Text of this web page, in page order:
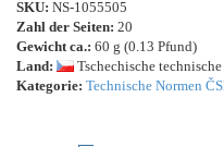
SKU: NS-1055505
Zahl der Seiten: 20
Gewicht ca.: 60 g (0.13 Pfund)
Land:
Tschechische
Kategorie: Technische Normen